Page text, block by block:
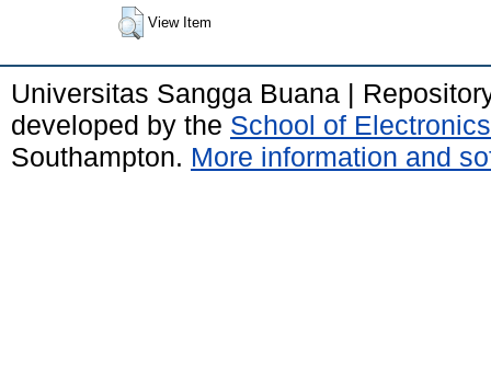
View Item
Universitas Sangga Buana |
developed by the School of
Southampton. More information and